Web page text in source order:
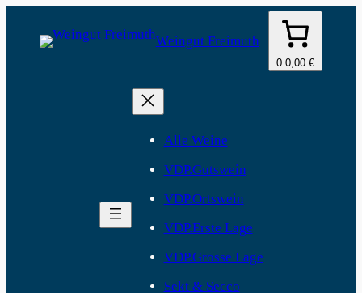
Weingut Freimuth
0 0,00 €
Alle Weine
VDP.Gutswein
VDP.Ortswein
VDP.Erste Lage
VDP.Grosse Lage
Sekt & Secco